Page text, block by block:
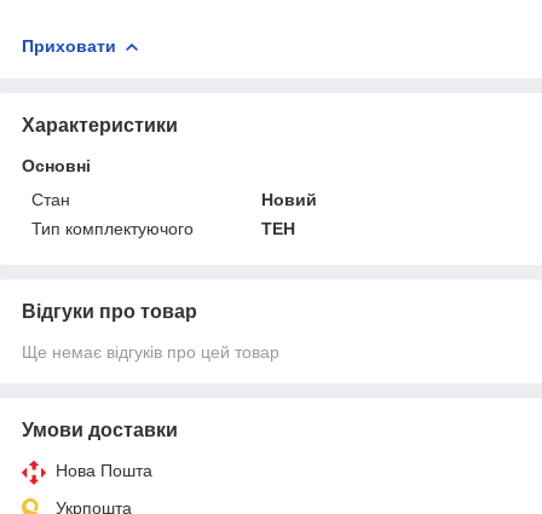
Приховати
Характеристики
Основні
Стан
Новий
Тип комплектуючого
ТЕН
Відгуки про товар
Ще немає відгуків про цей товар
Умови доставки
Нова Пошта
Укрпошта